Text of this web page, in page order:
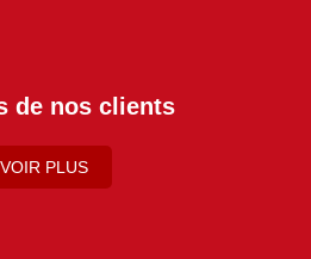
de nos clients
VOIR PLUS